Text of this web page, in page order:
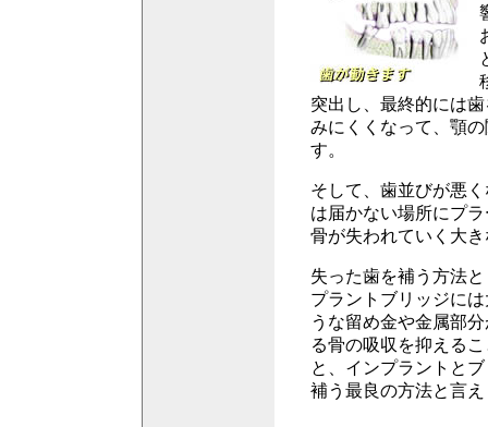
突出し、最終的には
みにくくなって、顎
す。
そして、歯並びが悪
は届かない場所にプ
骨が失われていく大
失った歯を補う方法
プラントブリッジに
うな留め金や金属部
る骨の吸収を抑える
と、インプラントと
補う最良の方法と言